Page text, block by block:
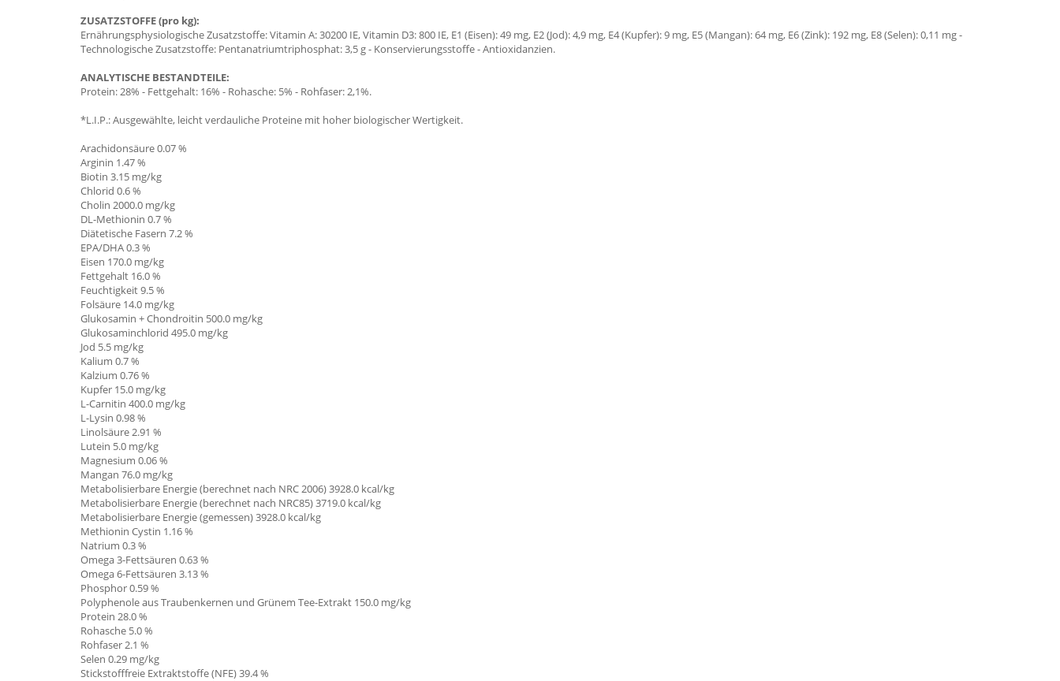
ZUSATZSTOFFE (pro kg):
Ernährungsphysiologische Zusatzstoffe: Vitamin A: 30200 IE, Vitamin D3: 800 IE, E1 (Eisen): 49 mg, E2 (Jod): 4,9 mg, E4 (Kupfer): 9 mg, E5 (Mangan): 64 mg, E6 (Zink): 192 mg, E8 (Selen): 0,11 mg -
Technologische Zusatzstoffe: Pentanatriumtriphosphat: 3,5 g - Konservierungsstoffe - Antioxidanzien.
ANALYTISCHE BESTANDTEILE:
Protein: 28% - Fettgehalt: 16% - Rohasche: 5% - Rohfaser: 2,1%.
*L.I.P.: Ausgewählte, leicht verdauliche Proteine mit hoher biologischer Wertigkeit.
Arachidonsäure 0.07 %
Arginin 1.47 %
Biotin 3.15 mg/kg
Chlorid 0.6 %
Cholin 2000.0 mg/kg
DL-Methionin 0.7 %
Diätetische Fasern 7.2 %
EPA/DHA0.3 %
Eisen 170.0 mg/kg
Fettgehalt 16.0 %
Feuchtigkeit 9.5 %
Folsäure 14.0 mg/kg
Glukosamin + Chondroitin 500.0 mg/kg
Glukosaminchlorid 495.0 mg/kg
Jod 5.5 mg/kg
Kalium 0.7 %
Kalzium 0.76 %
Kupfer 15.0 mg/kg
L-Carnitin 400.0 mg/kg
L-Lysin 0.98 %
Linolsäure2.91 %
Lutein 5.0 mg/kg
Magnesium 0.06 %
Mangan 76.0 mg/kg
Metabolisierbare Energie (berechnet nach NRC 2006) 3928.0 kcal/kg
Metabolisierbare Energie (berechnet nach NRC85) 3719.0 kcal/kg
Metabolisierbare Energie (gemessen) 3928.0 kcal/kg
Methionin Cystin 1.16%
Natrium 0.3 %
Omega 3-Fettsäuren 0.63 %
Omega 6-Fettsäuren 3.13 %
Phosphor 0.59 %
Polyphenole aus Traubenkernen und Grünem Tee-Extrakt 150.0 mg/kg
Protein 28.0 %
Rohasche 5.0 %
Rohfaser 2.1 %
Selen 0.29 mg/kg
Stickstofffreie Extraktstoffe (NFE) 39.4 %